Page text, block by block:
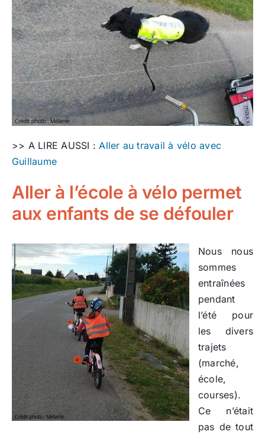
>> A LIRE AUSSI :Aller au travail à vélo avec
Guillaume
Aller à l’école à vélo permet
aux enfants de se défouler
Nous nous
sommes
entraînées
pendant
l’été pour
les divers
trajets
(marché,
école,
courses).
Ce n’était
pas de tout